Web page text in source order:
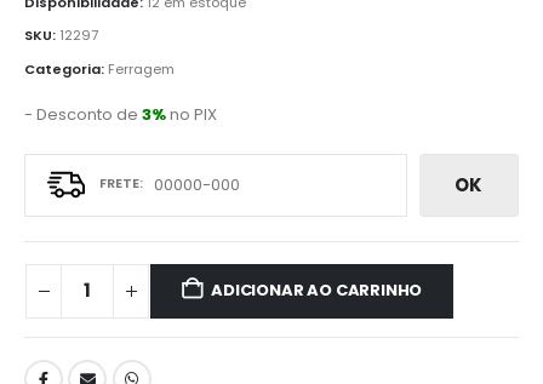
SKU: 12297
Categoria: Ferragem
- Desconto de 3%no PIX
OK
ADICIONAR AO CARRINHO